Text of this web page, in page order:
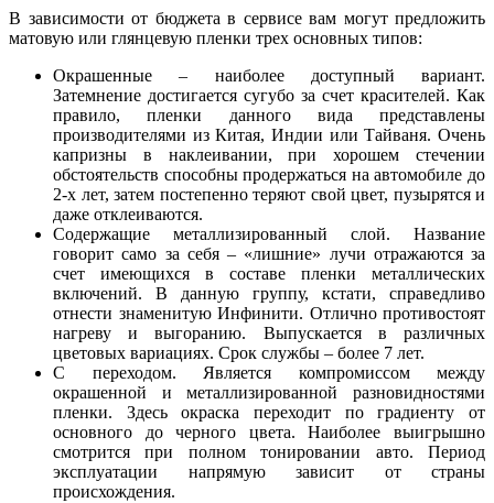
В зависимости от бюджета в сервисе вам могут предложить
матовую или глянцевую пленки трех основных типов:
Окрашенные – наиболее доступный вариант.
Затемнение достигается сугубо за счет красителей. Как
правило, пленки данного вида представлены
производителями из Китая, Индии или Тайваня. Очень
капризны в наклеивании, при хорошем стечении
обстоятельств способны продержаться на автомобиле до
2-х лет, затем постепенно теряют свой цвет, пузырятся и
даже отклеиваются.
Содержащие металлизированный слой. Название
говорит само за себя – «лишние» лучи отражаются за
счет имеющихся в составе пленки металлических
включений. В данную группу, кстати, справедливо
отнести знаменитую Инфинити. Отлично противостоят
нагреву и выгоранию. Выпускается в различных
цветовых вариациях. Срок службы – более 7 лет.
С переходом. Является компромиссом между
окрашенной и металлизированной разновидностями
пленки. Здесь окраска переходит по градиенту от
основного до черного цвета. Наиболее выигрышно
смотрится при полном тонировании авто. Период
эксплуатации напрямую зависит от страны
происхождения.